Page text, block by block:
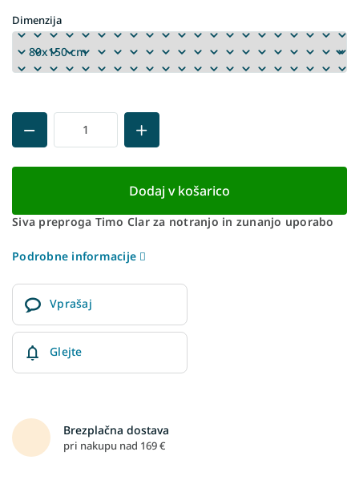
Dimenzija
Dodaj v košarico
Siva preproga Timo Clar za notranjo in zunanjo uporabo
Podrobne informacije
Vprašaj
Glejte
Brezplačna dostava
pri nakupu nad 169 €